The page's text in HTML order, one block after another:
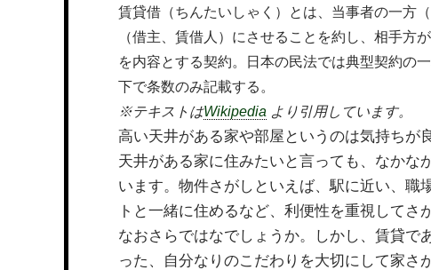
賃貸借（ちんたいしゃく）とは、当事者の一方
（借主、賃借人）にさせることを約し、相手方
を内容とする契約。日本の民法では典型契約の
下で条数のみ記載する。
※テキストはWikipedia より引用しています。
高い天井がある家や部屋というのは気持ちが
天井がある家に住みたいと言っても、なかな
います。物件さがしといえば、駅に近い、職
トと一緒に住めるなど、利便性を重視してさ
なおさらではなでしょうか。しかし、賃貸で
った、自分なりのこだわりを大切にして家さ